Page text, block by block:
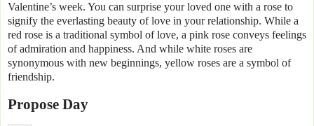
Valentine’s week. You can surprise your loved one with a rose to
signify the everlasting beauty of love in your relationship. While a
red rose is a traditional symbol of love, a pink rose conveys feelings
of admiration and happiness. And while white roses are
synonymous with new beginnings, yellow roses are a symbol of
friendship.
Propose Day